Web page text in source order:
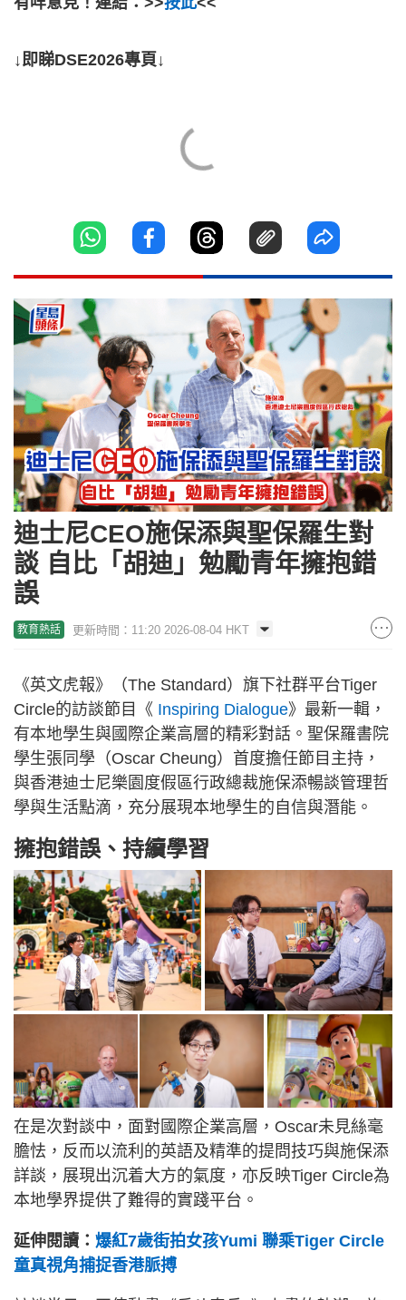
↓即睇DSE2026專頁↓
迪士尼CEO施保添與聖保羅生對
談 自比「胡迪」勉勵青年擁抱錯
誤
教育熱話 更新時間：11:20 2026-08-04 HKT
《英文虎報》（The Standard）旗下社群平台Tiger
Circle的訪談節目《 Inspiring Dialogue》最新一輯，
有本地學生與國際企業高層的精彩對話。聖保羅書院
學生張同學（Oscar Cheung）首度擔任節目主持，
與香港迪士尼樂園度假區行政總裁施保添暢談管理哲
學與生活點滴，充分展現本地學生的自信與潛能。
擁抱錯誤、持續學習
在是次對談中，面對國際企業高層，Oscar未見絲毫
膽怯，反而以流利的英語及精準的提問技巧與施保添
詳談，展現出沉着大方的氣度，亦反映Tiger Circle為
本地學界提供了難得的實踐平台。
延伸閱讀： 爆紅7歲街拍女孩Yumi 聯乘Tiger Circle
童真視角捕捉香港脈搏